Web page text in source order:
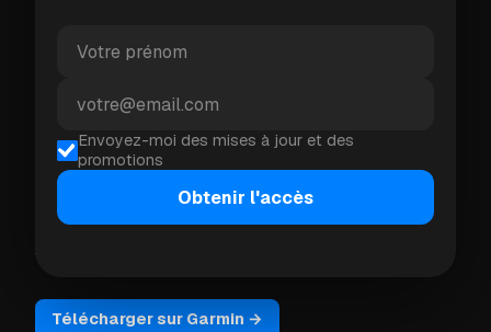
#4 — Titan
Un cadran épuré et bien conçu avec un nombre
polices, couleurs, mises en page, champs de
données, et support CGM pour le suivi du glucose. Il
a gagné sa place en haut des classements grâce à
sa qualité et sa flexibilité.
Télécharger sur Garmin →
Envoyez-moi des mises à jour et des
promotions
Obtenir l'accès